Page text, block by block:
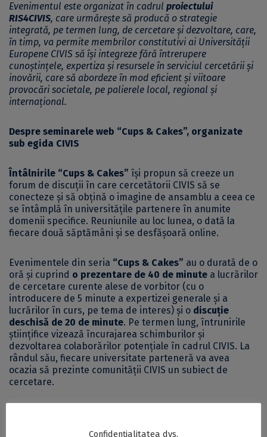
Evenimentul este organizat în cadrul proiectului
RIS4CIVIS, care urmărește să producă o strategie
integrată, pe termen lung, de cercetare și dezvoltare, care,
în timp, va permite membrilor constitutivi ai Universității
Europene CIVIS să își integreze fără întrerupere
cunoștințele, expertiza și resursele în serviciul cercetării și
inovării, care să abordeze în mod eficient și viitoare
provocări societale, pe palierele local, regional și
internațional.
Despre seminarele web “Cups & Cakes”, organizate
sub egida CIVIS
Întâlnirile “Cups & Cakes” își propun să creeze un
forum de discuții în care cercetătorii CIVIS să se
conecteze și să obțină o imagine de ansamblu a ceea ce
se întâmplă în universitățile partenere în anumite
domenii specifice. Reuniunile au loc lunea, o dată la
fiecare două săptămâni și se desfășoară online.
Evenimentele din seria “Cups & Cakes” au o durată de o
oră și cuprind o prezentare de 40 de minute a lucrărilor
de cercetare curente alese de vorbitor (cu o
introducere de 5 minute a expertizei generale și a
lucrărilor în curs, pe tema de interes) și o discuție
deschisă de 20 de minute. Pe termen lung, întrunirile
științifice vizează încurajarea schimburilor și
dezvoltarea colaborărilor potențiale în cadrul CIVIS. La
rândul său, fiecare universitate parteneră va avea
ocazia să prezinte comunității CIVIS un subiect de
cercetare.
Confidențialitatea dvs.